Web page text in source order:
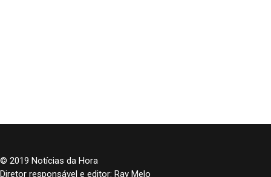
© 2019 Notícias da Hora
Diretor responsável e editor: Ray Melo